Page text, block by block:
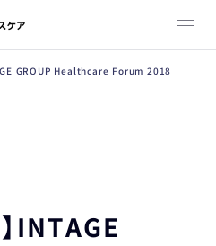
GROUP Healthcare Forum 2018
INTAGE